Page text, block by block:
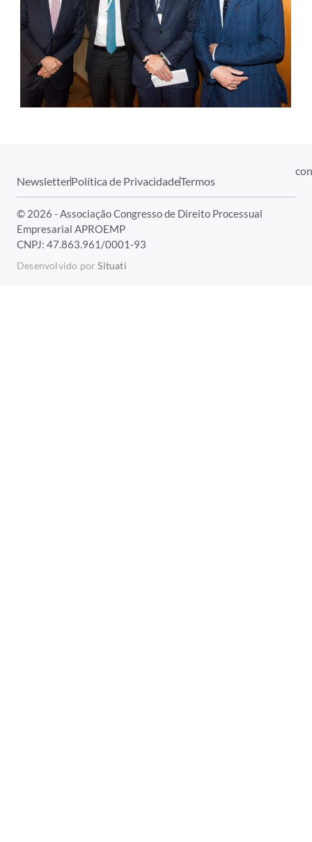
NewsletterPolítica de PrivacidadeTermos
© 2026 - Associação Congresso de Direito Processual
Empresarial APROEMP
CNPJ: 47.863.961/0001-93
Desenvolvido porSituati